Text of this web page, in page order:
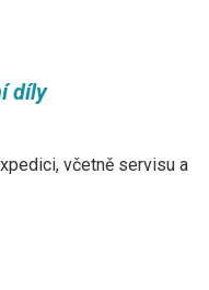
díly
včetně servisu a